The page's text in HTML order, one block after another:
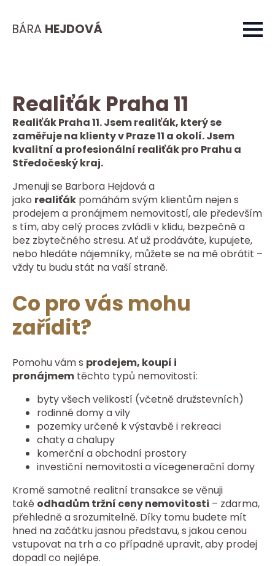
BÁRA HEJDOVÁ
Realiťák Praha 11
Realiťák Praha 11. Jsem realiťák, který se
zaměřuje na klienty v Praze 11 a okolí. Jsem
kvalitní a profesionální realiťák pro Prahu a
Středočeský kraj.
Jmenuji se Barbora Hejdová a
jako realiťák pomáhám svým klientům nejen s
prodejem a pronájmem nemovitostí, ale především
s tím, aby celý proces zvládli v klidu, bezpečně a
bez zbytečného stresu. Ať už prodáváte, kupujete,
nebo hledáte nájemníky, můžete se na mě obrátit –
vždy tu budu stát na vaší straně.
Co pro vás mohu
zařídit?
Pomohu vám s prodejem, koupí i
pronájmem těchto typů nemovitostí:
byty všech velikostí (včetně družstevních)
rodinné domy a vily
pozemky určené k výstavbě i rekreaci
chaty a chalupy
komerční a obchodní prostory
investiční nemovitosti a vícegenerační domy
Kromě samotné realitní transakce se věnuji
také odhadům tržní ceny nemovitosti – zdarma,
přehledně a srozumitelně. Díky tomu budete mít
hned na začátku jasnou představu, s jakou cenou
vstupovat na trh a co případně upravit, aby prodej
dopadl co nejlépe.